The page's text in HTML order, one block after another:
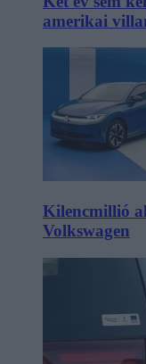
amerikai
Kilencmillió
Volkswagen